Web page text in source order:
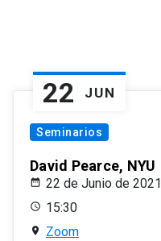
22 JUN
Seminarios
David Pearce, NYU
22 de Junio de 2021
15:30
Zoom